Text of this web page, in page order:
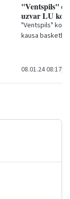
''Ventspils''
uzvar LU
"Ventspils"
kausa
08.01.24 08:17|